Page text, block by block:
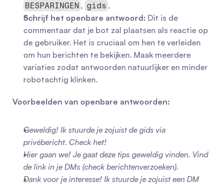
BESPARINGEN , gids .
Schrijf het openbare antwoord: Dit is de
commentaar dat je bot zal plaatsen als reactie op
de gebruiker. Het is cruciaal om hen te verleiden
om hun berichten te bekijken. Maak meerdere
variaties zodat antwoorden natuurlijker en minder
robotachtig klinken.
Voorbeelden van openbare antwoorden:
Geweldig! Ik stuurde je zojuist de gids via
privébericht. Check het!
Hier gaan we! Je gaat deze tips geweldig vinden. Vind
de link in je DMs (check berichtenverzoeken).
Dank voor je interesse! Ik stuurde je zojuist een DM